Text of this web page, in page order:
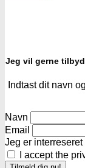
Jeg vil gerne
Indtast dit navn
Navn
Email
Jeg er interreseret
I accept the